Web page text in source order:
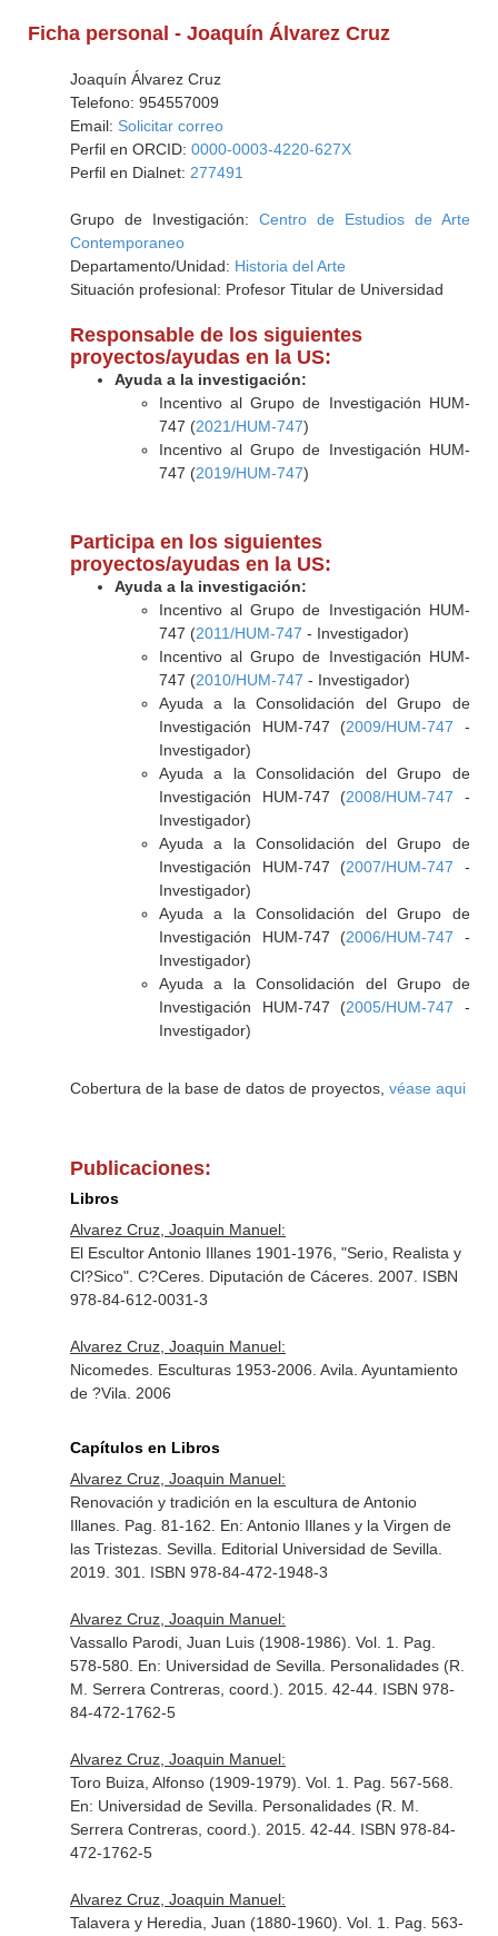
Ficha personal - Joaquín Álvarez Cruz
Joaquín Álvarez Cruz
Telefono: 954557009
Email: Solicitar correo
Perfil en ORCID: 0000-0003-4220-627X
Perfil en Dialnet: 277491
Grupo de Investigación: Centro de Estudios de Arte
Contemporaneo
Departamento/Unidad: Historia del Arte
Situación profesional: Profesor Titular de Universidad
Responsable de los siguientes
proyectos/ayudas en la US:
Ayuda a la investigación:
Incentivo al Grupo de Investigación HUM-
747 (2021/HUM-747)
Incentivo al Grupo de Investigación HUM-
747 (2019/HUM-747)
Participa en los siguientes
proyectos/ayudas en la US:
Ayuda a la investigación:
Incentivo al Grupo de Investigación HUM-
747 (2011/HUM-747 - Investigador)
Incentivo al Grupo de Investigación HUM-
747 (2010/HUM-747 - Investigador)
Ayuda a la Consolidación del Grupo de
Investigación HUM-747 (2009/HUM-747 -
Investigador)
Ayuda a la Consolidación del Grupo de
Investigación HUM-747 (2008/HUM-747 -
Investigador)
Ayuda a la Consolidación del Grupo de
Investigación HUM-747 (2007/HUM-747 -
Investigador)
Ayuda a la Consolidación del Grupo de
Investigación HUM-747 (2006/HUM-747 -
Investigador)
Ayuda a la Consolidación del Grupo de
Investigación HUM-747 (2005/HUM-747 -
Investigador)
Cobertura de la base de datos de proyectos, véase aqui
Publicaciones:
Libros
Alvarez Cruz, Joaquin Manuel:
El Escultor Antonio Illanes 1901-1976, "Serio, Realista y
Cl?Sico". C?Ceres. Diputación de Cáceres. 2007. ISBN
978-84-612-0031-3
Alvarez Cruz, Joaquin Manuel:
Nicomedes. Esculturas 1953-2006. Avila. Ayuntamiento
de ?Vila. 2006
Capítulos en Libros
Alvarez Cruz, Joaquin Manuel:
Renovación y tradición en la escultura de Antonio
Illanes. Pag. 81-162. En: Antonio Illanes y la Virgen de
las Tristezas. Sevilla. Editorial Universidad de Sevilla.
2019. 301. ISBN 978-84-472-1948-3
Alvarez Cruz, Joaquin Manuel:
Vassallo Parodi, Juan Luis (1908-1986). Vol. 1. Pag.
578-580. En: Universidad de Sevilla. Personalidades (R.
M. Serrera Contreras, coord.) . 2015. 42-44. ISBN 978-
84-472-1762-5
Alvarez Cruz, Joaquin Manuel:
Toro Buiza, Alfonso (1909-1979). Vol. 1. Pag. 567-568.
En: Universidad de Sevilla. Personalidades (R. M.
Serrera Contreras, coord.) . 2015. 42-44. ISBN 978-84-
472-1762-5
Alvarez Cruz, Joaquin Manuel:
Talavera y Heredia, Juan (1880-1960). Vol. 1. Pag. 563-